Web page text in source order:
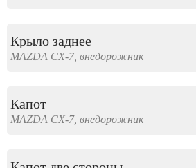
Крыло заднее
MAZDA CX-7, внедорожник
Капот
MAZDA CX-7, внедорожник